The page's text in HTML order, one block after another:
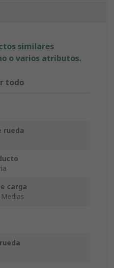
similares
o varios atributos.
todo
rueda
carga